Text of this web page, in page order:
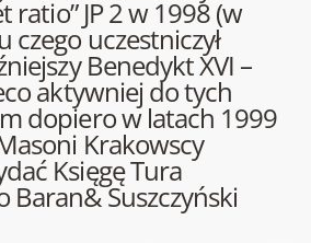
ratio” JP 2 w 1998 (w
uczestniczył
Benedykt XVI –
aktywniej do tych
dopiero w latach 1999
Krakowscy
Księgę Tura
Baran& Suszczyński